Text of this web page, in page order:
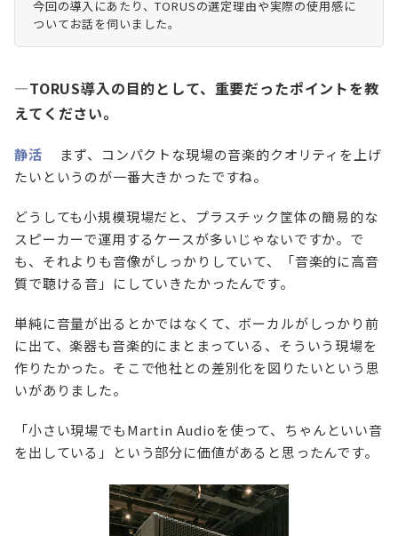
今回の導入にあたり、TORUSの選定理由や実際の使用感に
ついてお話を伺いました。
—TORUS導入の目的として、重要だったポイントを教
えてください。
静活
まず、コンパクトな現場の音楽的クオリティを上げ
たいというのが一番大きかったですね。
どうしても小規模現場だと、プラスチック筐体の簡易的な
スピーカーで運用するケースが多いじゃないですか。で
も、それよりも音像がしっかりしていて、「音楽的に高音
質で聴ける音」にしていきたかったんです。
単純に音量が出るとかではなくて、ボーカルがしっかり前
に出て、楽器も音楽的にまとまっている、そういう現場を
作りたかった。そこで他社との差別化を図りたいという思
いがありました。
「小さい現場でもMartin Audioを使って、ちゃんといい音
を出している」という部分に価値があると思ったんです。